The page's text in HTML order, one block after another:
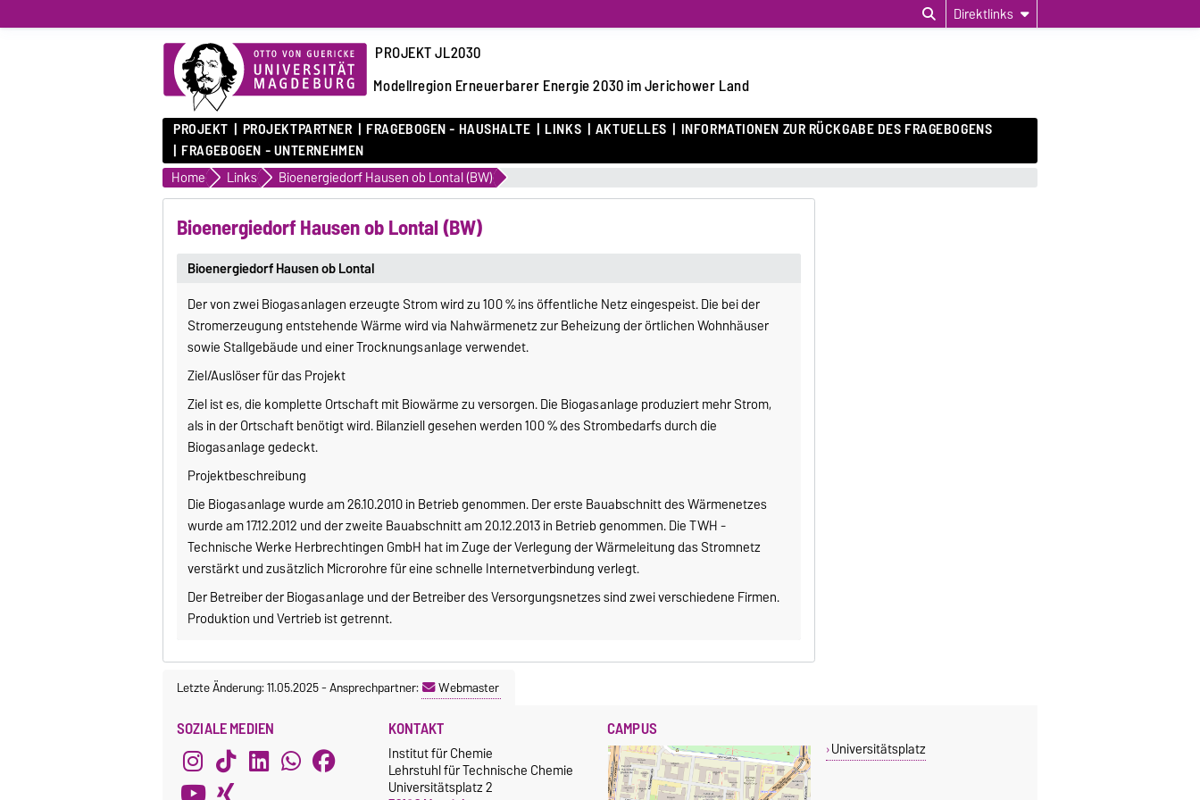
Direktlinks
PROJEKT JL2030
Modellregion Erneuerbarer Energie 2030 im Jerichower Land
PROJEKT PROJEKTPARTNER FRAGEBOGEN - HAUSHALTE LINKS AKTUELLES
INFORMATIONEN ZUR RÜCKGABE DES FRAGEBOGENS
FRAGEBOGEN - UNTERNEHMEN
Home Links Bioenergiedorf Hausen ob Lontal (BW)
Bioenergiedorf Hausen ob Lontal (BW)
Bioenergiedorf Hausen ob Lontal
Der von zwei Biogasanlagen erzeugte Strom wird zu 100 % ins öffentliche Netz eingespeist. Die bei der
Stromerzeugung entstehende Wärme wird via Nahwärmenetz zur Beheizung der örtlichen Wohnhäuser
sowie Stallgebäude und einer Trocknungsanlage verwendet.
Ziel/Auslöser für das Projekt
Ziel ist es, die komplette Ortschaft mit Biowärme zu versorgen. Die Biogasanlage produziert mehr Strom,
als in der Ortschaft benötigt wird. Bilanziell gesehen werden 100 % des Strombedarfs durch die
Biogasanlage gedeckt.
Projektbeschreibung
Die Biogasanlage wurde am 26.10.2010 in Betrieb genommen. Der erste Bauabschnitt des Wärmenetzes
wurde am 17.12.2012 und der zweite Bauabschnitt am 20.12.2013 in Betrieb genommen. Die TWH -
Technische Werke Herbrechtingen GmbH hat im Zuge der Verlegung der Wärmeleitung das Stromnetz
verstärkt und zusätzlich Microrohre für eine schnelle Internetverbindung verlegt.
Der Betreiber der Biogasanlage und der Betreiber des Versorgungsnetzes sind zwei verschiedene Firmen.
Produktion und Vertrieb ist getrennt.
Letzte Änderung: 11.05.2025-Ansprechpartner: Webmaster
SOZIALE MEDIEN KONTAKT
Institut für Chemie
Lehrstuhl für Technische Chemie
Universitätsplatz 2
CAMPUS
Universitätsplatz